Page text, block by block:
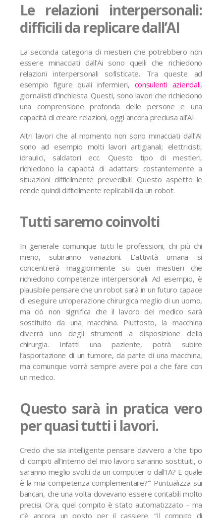
Le relazioni interpersonali:
difficili da replicare dall’AI
La seconda categoria di mestieri che potrebbero non
essere minacciati dall’Ai sono quelli che richiedono
relazioni interpersonali sofisticate. Tra queste ad
esempio figure quali infermieri, consulenti aziendali,
giornalisti d’inchiesta. Questi, sono lavori che richiedono
una comprensione profonda delle persone e una
capacità di creare relazioni, oggi ancora preclusa all’AI.
Altri lavori che al momento non sono minacciati dall’AI
sono ad esempio molti lavori artigianali; elettricisti,
idraulici, saldatori ecc. Questo tipo di mestieri,
richiedono la capacità di adattarsi costantemente a
situazioni difficilmente prevedibili. Questo aspetto le
rende quindi difficilmente replicabili da un robot.
Tutti saremo coinvolti
In generale comunque tutti le professioni, chi più chi
meno, subiranno variazioni. L’attività umana si
concentrerà maggiormente su quei mestieri che
richiedono competenze interpersonali. Ad esempio, è
plausibile pensare che un robot sarà in un futuro capace
di eseguire un’operazione chirurgica meglio di un uomo,
ma ciò non significa che il lavoro del medico sarà
sostituito da una macchina. Piuttosto, la macchina
diverrà uno degli strumenti a disposizione della
chirurgia. Infatti una paziente, potrà subire
l’asportazione di un tumore, da parte di una macchina,
ma comunque vorrà sempre avere poi a che fare con
un medico.
Questo sarà in pratica vero
per quasi tutti i lavori.
Credo che sia intelligente pensare davvero a ‘che tipo
di compiti all’interno del mio lavoro saranno sostituiti, o
saranno meglio svolti da un computer o dall’IA? E quale
è la mia competenza complementare?'” Puntualizza sui
bancari, che una volta dovevano essere contabili molto
precisi. Ora, quel compito è stato automatizzato – ma
c’è ancora un posto per il cassiere. “Il compito di